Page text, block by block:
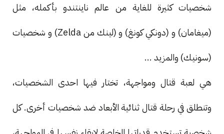
شخصيات كثيرة للغاية من عالم ناينتندو بأكمله، مثل
(ميغامان) و (دونكي كونغ) و (لينك من Zelda) و شخصيات
(سونيك) والمزيد ...
هي لعبة قتال ومواجهة، تختار فيها احدى الشخصيات،
وتنطلق في رحلة قتال ثنائية الأبعاد ضد شخصيات أخرى. كل